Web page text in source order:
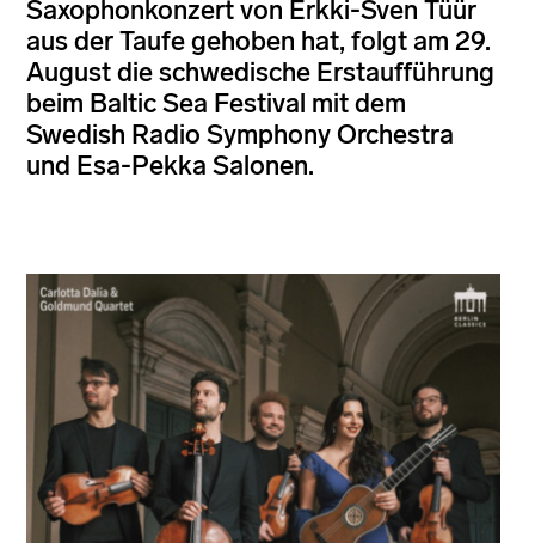
Saxophonkonzert von Erkki-Sven Tüür
aus der Taufe gehoben hat, folgt am 29.
August die schwedische Erstaufführung
beim Baltic Sea Festival mit dem
Swedish Radio Symphony Orchestra
und Esa-Pekka Salonen.